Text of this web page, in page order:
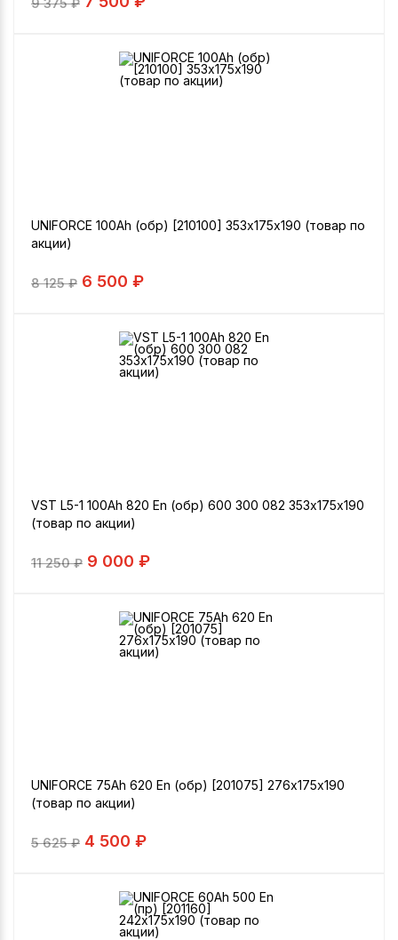
9 375₽
UNIFORCE 100Ah (обр) [210100] 353х175х190 (товар по
акции)
8 125₽ 6 500 ₽
VST L5-1 100Ah 820 En (обр) 600 300 082 353х175х190
(товар по акции)
11 250₽ 9 000 ₽
UNIFORCE 75Ah 620 En (обр) [201075] 276х175х190
(товар по акции)
5 625₽ 4 500 ₽